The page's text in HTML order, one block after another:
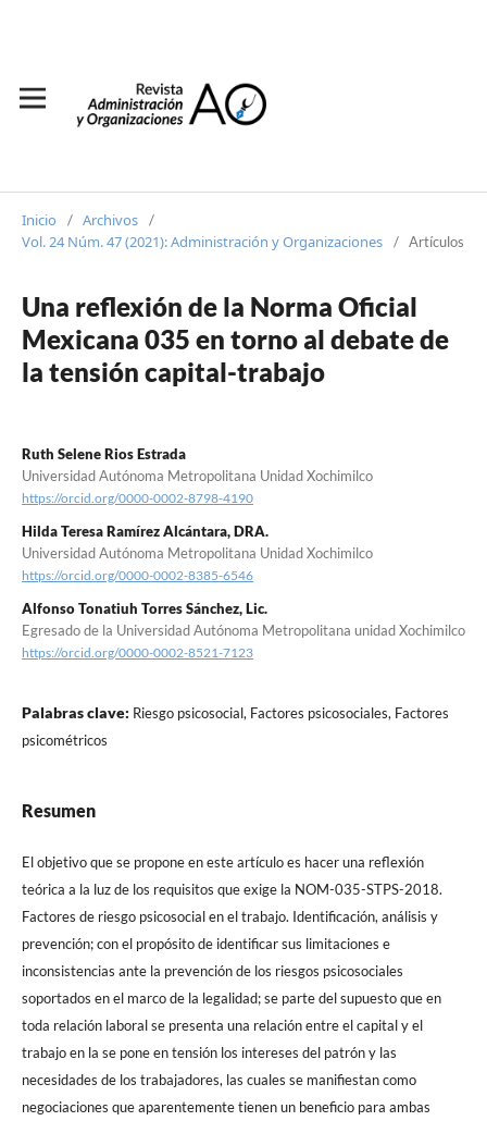
Inicio / Archivos /
Vol. 24 Núm. 47 (2021): Administración y Organizaciones / Artículos
Una reflexión de la Norma Oficial
Mexicana 035 en torno al debate de
la tensión capital-trabajo
Ruth Selene Rios Estrada
Universidad Autónoma Metropolitana Unidad Xochimilco
https://orcid.org/0000-0002-8798-4190
Hilda Teresa Ramírez Alcántara, DRA.
Universidad Autónoma Metropolitana Unidad Xochimilco
https://orcid.org/0000-0002-8385-6546
Alfonso Tonatiuh Torres Sánchez, Lic.
Egresado de la Universidad Autónoma Metropolitana unidad Xochimilco
https://orcid.org/0000-0002-8521-7123
Palabras clave: Riesgo psicosocial, Factores psicosociales, Factores
psicométricos
Resumen
El objetivo que se propone en este artículo es hacer una reflexión
teórica a la luz de los requisitos que exige la NOM-035-STPS-2018.
Factores de riesgo psicosocial en el trabajo. Identificación, análisis y
prevención; con el propósito de identificar sus limitaciones e
inconsistencias ante la prevención de los riesgos psicosociales
soportados en el marco de la legalidad; se parte del supuesto que en
toda relación laboral se presenta una relación entre el capital y el
trabajo en la se pone en tensión los intereses del patrón y las
necesidades de los trabajadores, las cuales se manifiestan como
negociaciones que aparentemente tienen un beneficio para ambas